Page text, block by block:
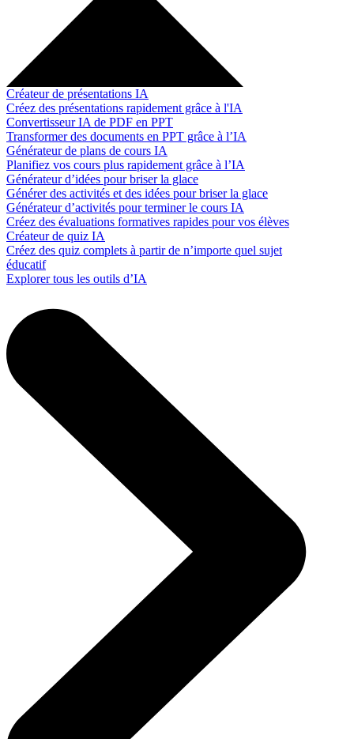
Créateur de présentations IA
Créez des présentations rapidement grâce à l'IA
Convertisseur IA de PDF en PPT
Transformer des documents en PPT grâce à l’IA
Générateur de plans de cours IA
Planifiez vos cours plus rapidement grâce à l’IA
Générateur d’idées pour briser la glace
Générer des activités et des idées pour briser la glace
Générateur d’activités pour terminer le cours IA
Créez des évaluations formatives rapides pour vos élèves
Créateur de quiz IA
Créez des quiz complets à partir de n’importe quel sujet
éducatif
Explorer tous les outils d’IA